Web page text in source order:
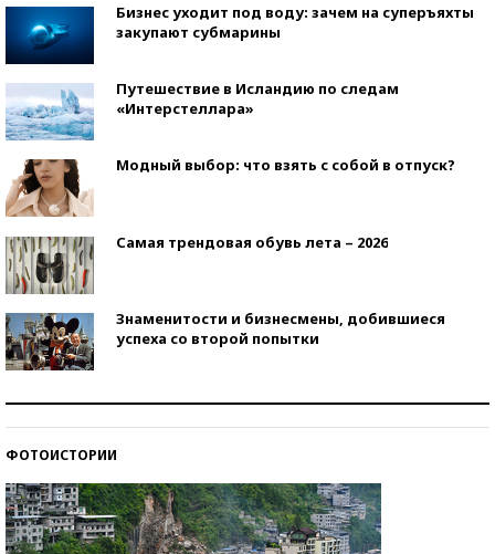
Бизнес уходит под воду: зачем на суперъяхты
закупают субмарины
Путешествие в Исландию по следам
«Интерстеллара»
Модный выбор: что взять с собой в отпуск?
Самая трендовая обувь лета – 2026
Знаменитости и бизнесмены, добившиеся
успеха со второй попытки
ФОТОИСТОРИИ